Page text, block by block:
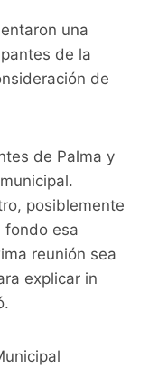
una
de la
de
de Palma y
posiblemente
fondo esa
reunión sea
explicar in